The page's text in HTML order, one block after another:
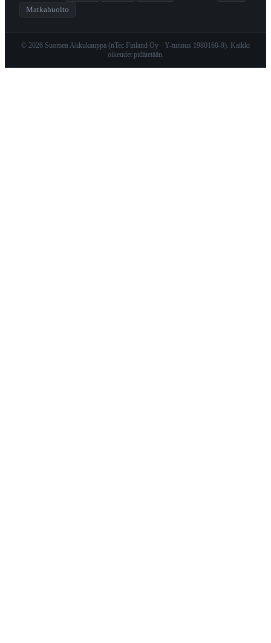
Matkahuolto
© 2026 Suomen Akkukauppa (nTec Finland Oy · Y-tunnus 1980160-9). Kaikki
oikeudet pidätetään.